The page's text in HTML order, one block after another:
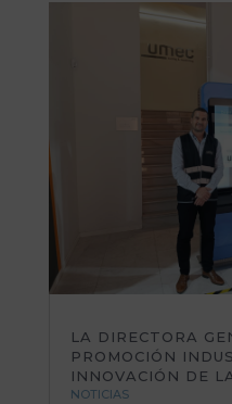
LA DIRECTORA
PROMOCIÓN
INNOVACIÓN DE
NOTICIAS